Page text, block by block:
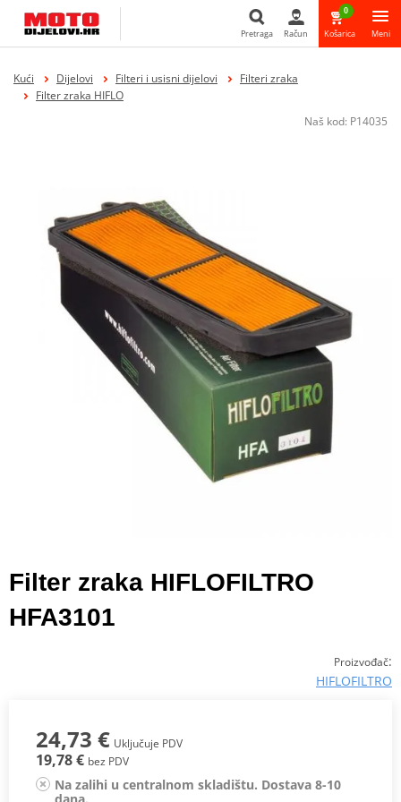
Pretraga Račun
0
Košarica Meni
Kući Dijelovi Filteri i usisni dijelovi
Filteri zraka
Filter zraka HIFLO
Naš kod: P14035
Filter zraka HIFLOFILTRO
HFA3101
Proizvođač:
HIFLOFILTRO
24,73 € Uključuje PDV
19,78 € bez PDV
Na zalihi u centralnom skladištu. Dostava 8-10